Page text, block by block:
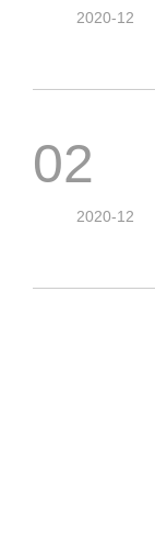
2020-12
02
2020-12